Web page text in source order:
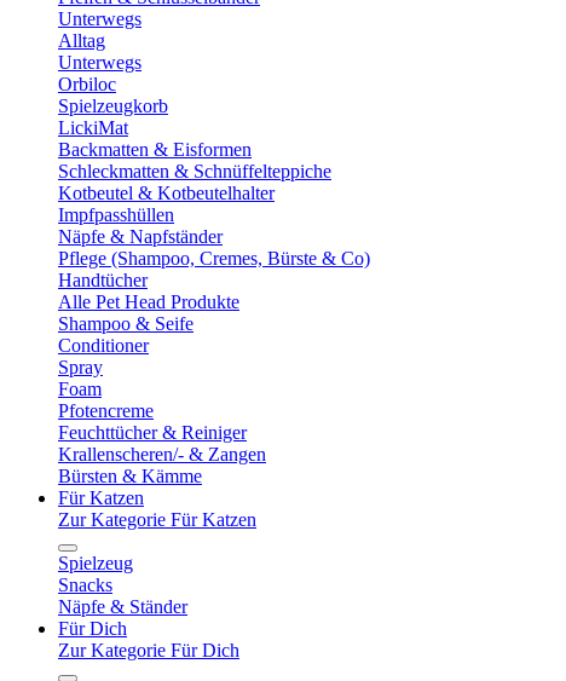
Unterwegs
Alltag
Unterwegs
Orbiloc
Spielzeugkorb
LickiMat
Backmatten & Eisformen
Schleckmatten & Schnüffelteppiche
Kotbeutel & Kotbeutelhalter
Impfpasshüllen
Näpfe & Napfständer
Pflege (Shampoo, Cremes, Bürste & Co)
Handtücher
Alle Pet Head Produkte
Shampoo & Seife
Conditioner
Spray
Foam
Pfotencreme
Feuchttücher & Reiniger
Krallenscheren/- & Zangen
Bürsten & Kämme
Für Katzen
Zur Kategorie Für Katzen
Spielzeug
Snacks
Näpfe & Ständer
Für Dich
Zur Kategorie Für Dich